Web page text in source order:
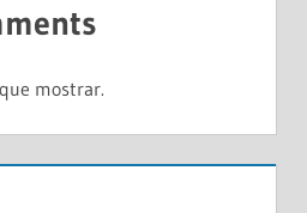
mostrar.